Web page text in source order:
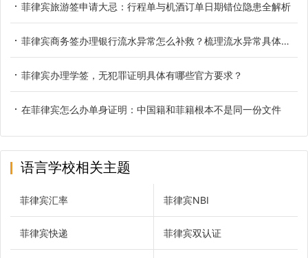
菲律宾旅游签申请大忌：行程单与机酒订单日期错位隐患全解析
菲律宾商务签办理银行流水异常怎么补救？梳理流水异常具体类型
菲律宾办理学签，无犯罪证明具体有哪些官方要求？
在菲律宾怎么办单身证明：中国籍和菲籍根本不是同一份文件
语言学校相关主题
菲律宾汇率 菲律宾NBI
菲律宾快递 菲律宾双认证